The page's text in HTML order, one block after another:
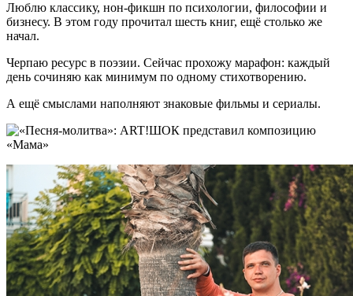
Люблю классику, нон-фикшн по психологии, философии и
бизнесу. В этом году прочитал шесть книг, ещё столько же
начал.
Черпаю ресурс в поэзии. Сейчас прохожу марафон: каждый
день сочиняю как минимум по одному стихотворению.
А ещё смыслами наполняют знаковые фильмы и сериалы.